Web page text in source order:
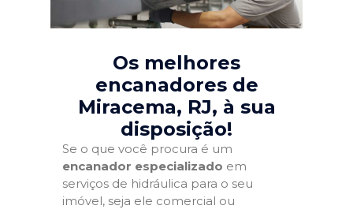
Os melhores
encanadores de
Miracema, RJ, à sua
disposição!
Se o que você procura é um
encanador especializado em
serviços de hidráulica para o seu
imóvel, seja ele comercial ou